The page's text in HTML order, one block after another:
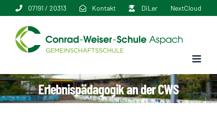
springen
07191 / 20313 Kontakt DiLer NextCloud
Erlebnispädagogik an der CWS